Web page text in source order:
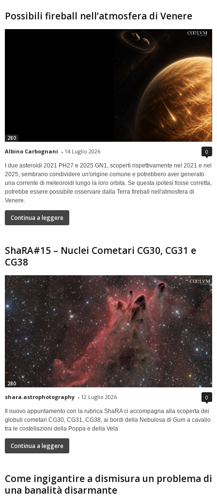
Possibili fireball nell’atmosfera di Venere
280
Albino Carbognani - 14 Luglio 2026 0
I due asteroidi 2021 PH27 e 2025 GN1, scoperti rispettivamente nel 2021 e nel
2025, sembrano condividere un'origine comune e potrebbero aver generato
una corrente di meteoroidi lungo la loro orbita. Se questa ipotesi fosse corretta,
potrebbe essere possibile osservare dalla Terra fireball nell'atmosfera di
Venere.
Continua a leggere
ShaRA#15 – Nuclei Cometari CG30, CG31 e
CG38
280
shara.astrophotography - 12 Luglio 2026 0
Il nuovo appuntamento con la rubrica ShaRA ci accompagna alla scoperta dei
globuli cometari CG30, CG31, CG38, ai bordi della Nebulosa di Gum a cavallo
tra le costellazioni della Poppa e della Vela
Continua a leggere
Come ingigantire a dismisura un problema di
una banalità disarmante